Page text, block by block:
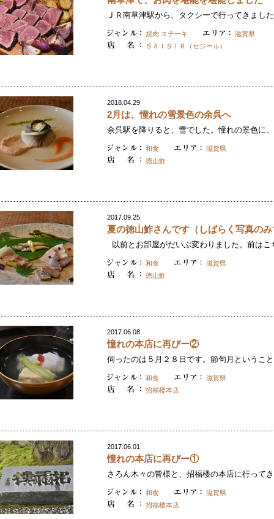
ＪＲ南草津駅から、タクシーで行ってきまし
焼肉 ステーキ
滋賀県
ＳＡＩＳＩＲ（セジール）
2018.04.29
2月は、憧れの雪景色の余呉へ
余呉駅を降りると、雪でした。憧れの景色に
和食
滋賀県
徳山鮓
2017.09.25
夏の徳山鮓さんです（しばらく写真の
以前とお部屋がだいぶ変わりました。前はこ
和食
滋賀県
徳山鮓
2017.06.08
憧れの本店に再びー②
伺ったのは５月２８日です。節句月というこ
和食
滋賀県
招福楼本店
2017.06.01
憧れの本店に再びー①
さろん木々の皆様と、招福楼の本店に行って
和食
滋賀県
招福楼本店